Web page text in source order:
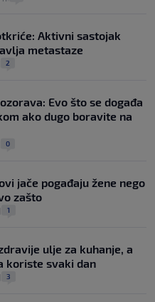
Aktivni sastojak
metastaze
2
Evo što se događa
ako dugo boravite na
0
jače pogađaju žene nego
zašto
1
ulje za kuhanje, a
koriste svaki dan
3